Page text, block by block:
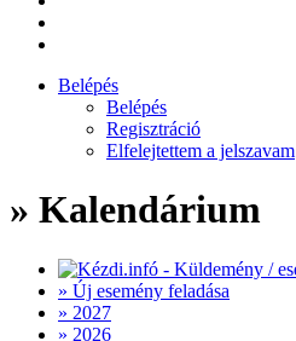
Belépés
Belépés
Regisztráció
Elfelejtettem a jelszavam
» Kalendárium
» Új esemény feladása
» 2027
» 2026